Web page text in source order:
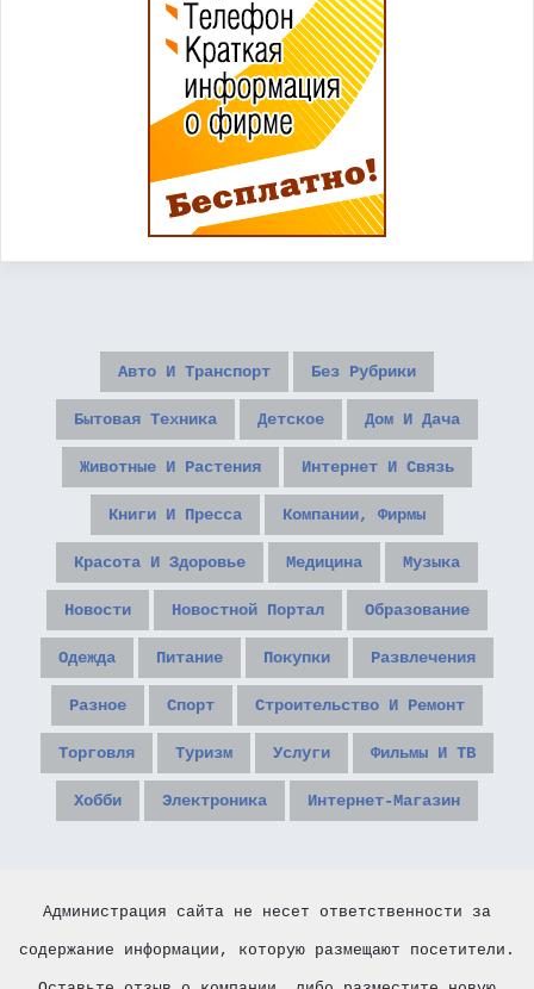
Авто И Транспорт Без Рубрики
Бытовая Техника Детское Дом И Дача
Животные И Растения Интернет И Связь
Книги И Пресса Компании, Фирмы
Красота И Здоровье Медицина Музыка
Новости Новостной Портал Образование
Одежда Питание Покупки Развлечения
Разное Спорт Строительство И Ремонт
Торговля Туризм Услуги Фильмы И ТВ
Хобби Электроника Интернет-Магазин
Администрация сайта не несет ответственности за
содержание информации, которую размещают посетители.